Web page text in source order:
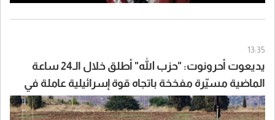
13:35
يديعوت أحرونوت: "حزب الله" أطلق خلال الـ24 ساعة
الماضية مسيّرة مفخخة باتجاه قوة إسرائيلية عاملة في
جنوب لبنان والجيش الإسرائيلي تكتم على الحادث